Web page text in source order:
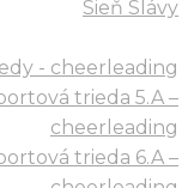
Sieň Slávy
- cheerleading
trieda 5.A –
cheerleading
trieda 6.A –